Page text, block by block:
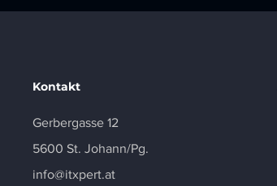
Kontakt
Gerbergasse 12
5600 St. Johann/Pg.
info@itxpert.at